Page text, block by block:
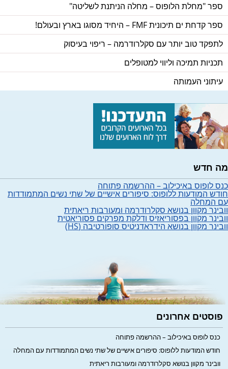
ספר "מחלת הלופוס – מחלה הניתנת לשליטה"
ספר קדחת ים תיכונית FMF – היחיד מסוגו בארץ ובעולם!
לתפקד טוב יותר עם סקלרודרמה – ריפוי בעיסוק
תכניות תמיכה וליווי למטופלים
עיתוני העמותה
מה חדש
כנס לופוס באיכילוב – ההרשמה פתוחה
חודש המודעות ללופוס: סיפורים אישיים של שתי נשים המתמודדות
עם המחלה
וובינר מקוון בנושא סקלרודרמה ומעורבות ריאתית
וובינר מקוון בפסוריאזיס ודלקת מפרקים פסוריאטית
וובינר מקוון בנושא הידראדניטיס סופורטיבה (HS)
פוסטים אחרונים
כנס לופוס באיכילוב – ההרשמה פתוחה
חודש המודעות ללופוס: סיפורים אישיים של שתי נשים המתמודדות עם המחלה
וובינר מקוון בנושא סקלרודרמה ומעורבות ריאתית